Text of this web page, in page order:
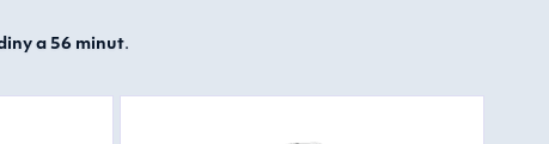
a 56 minut.